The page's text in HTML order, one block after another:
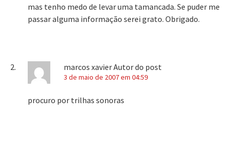
mas tenho medo de levar uma tamancada. Se puder me
passar alguma informação serei grato. Obrigado.
marcos xavierAutor do post
3 de maio de 2007 em 04:59
procuro por trilhas sonoras